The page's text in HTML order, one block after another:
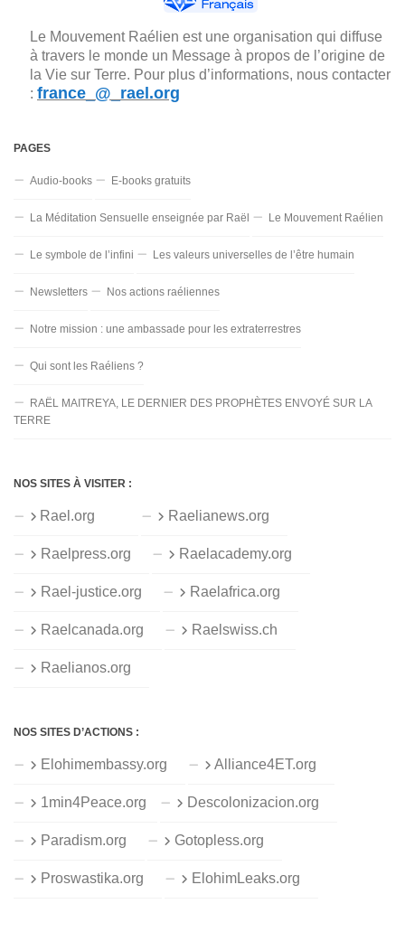
Le Mouvement Raélien est une organisation qui diffuse
à travers le monde un Message à propos de l’origine de
la Vie sur Terre. Pour plus d’informations, nous contacter
: france_@_rael.org
PAGES
Audio-books E-books gratuits
La Méditation Sensuelle enseignée par Raël Le Mouvement Raélien
Le symbole de l’infini Les valeurs universelles de l’être humain
Newsletters Nos actions raéliennes
Notre mission : une ambassade pour les extraterrestres
Qui sont les Raéliens ?
RAËL MAITREYA, LE DERNIER DES PROPHÈTES ENVOYÉ SUR LA
TERRE
NOS SITES À VISITER :
Rael.org Raelianews.org
Raelpress.org Raelacademy.org
Rael-justice.org Raelafrica.org
Raelcanada.org Raelswiss.ch
Raelianos.org
NOS SITES D’ACTIONS :
Elohimembassy.org Alliance4ET.org
1min4Peace.org Descolonizacion.org
Paradism.org Gotopless.org
Proswastika.org ElohimLeaks.org